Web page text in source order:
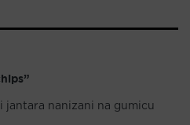
jantara nanizani na gumicu